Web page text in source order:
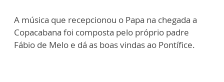
A música que recepcionou o Papa na chegada a
Copacabana foi composta pelo próprio padre
Fábio de Melo e dá as boas vindas ao Pontífice.